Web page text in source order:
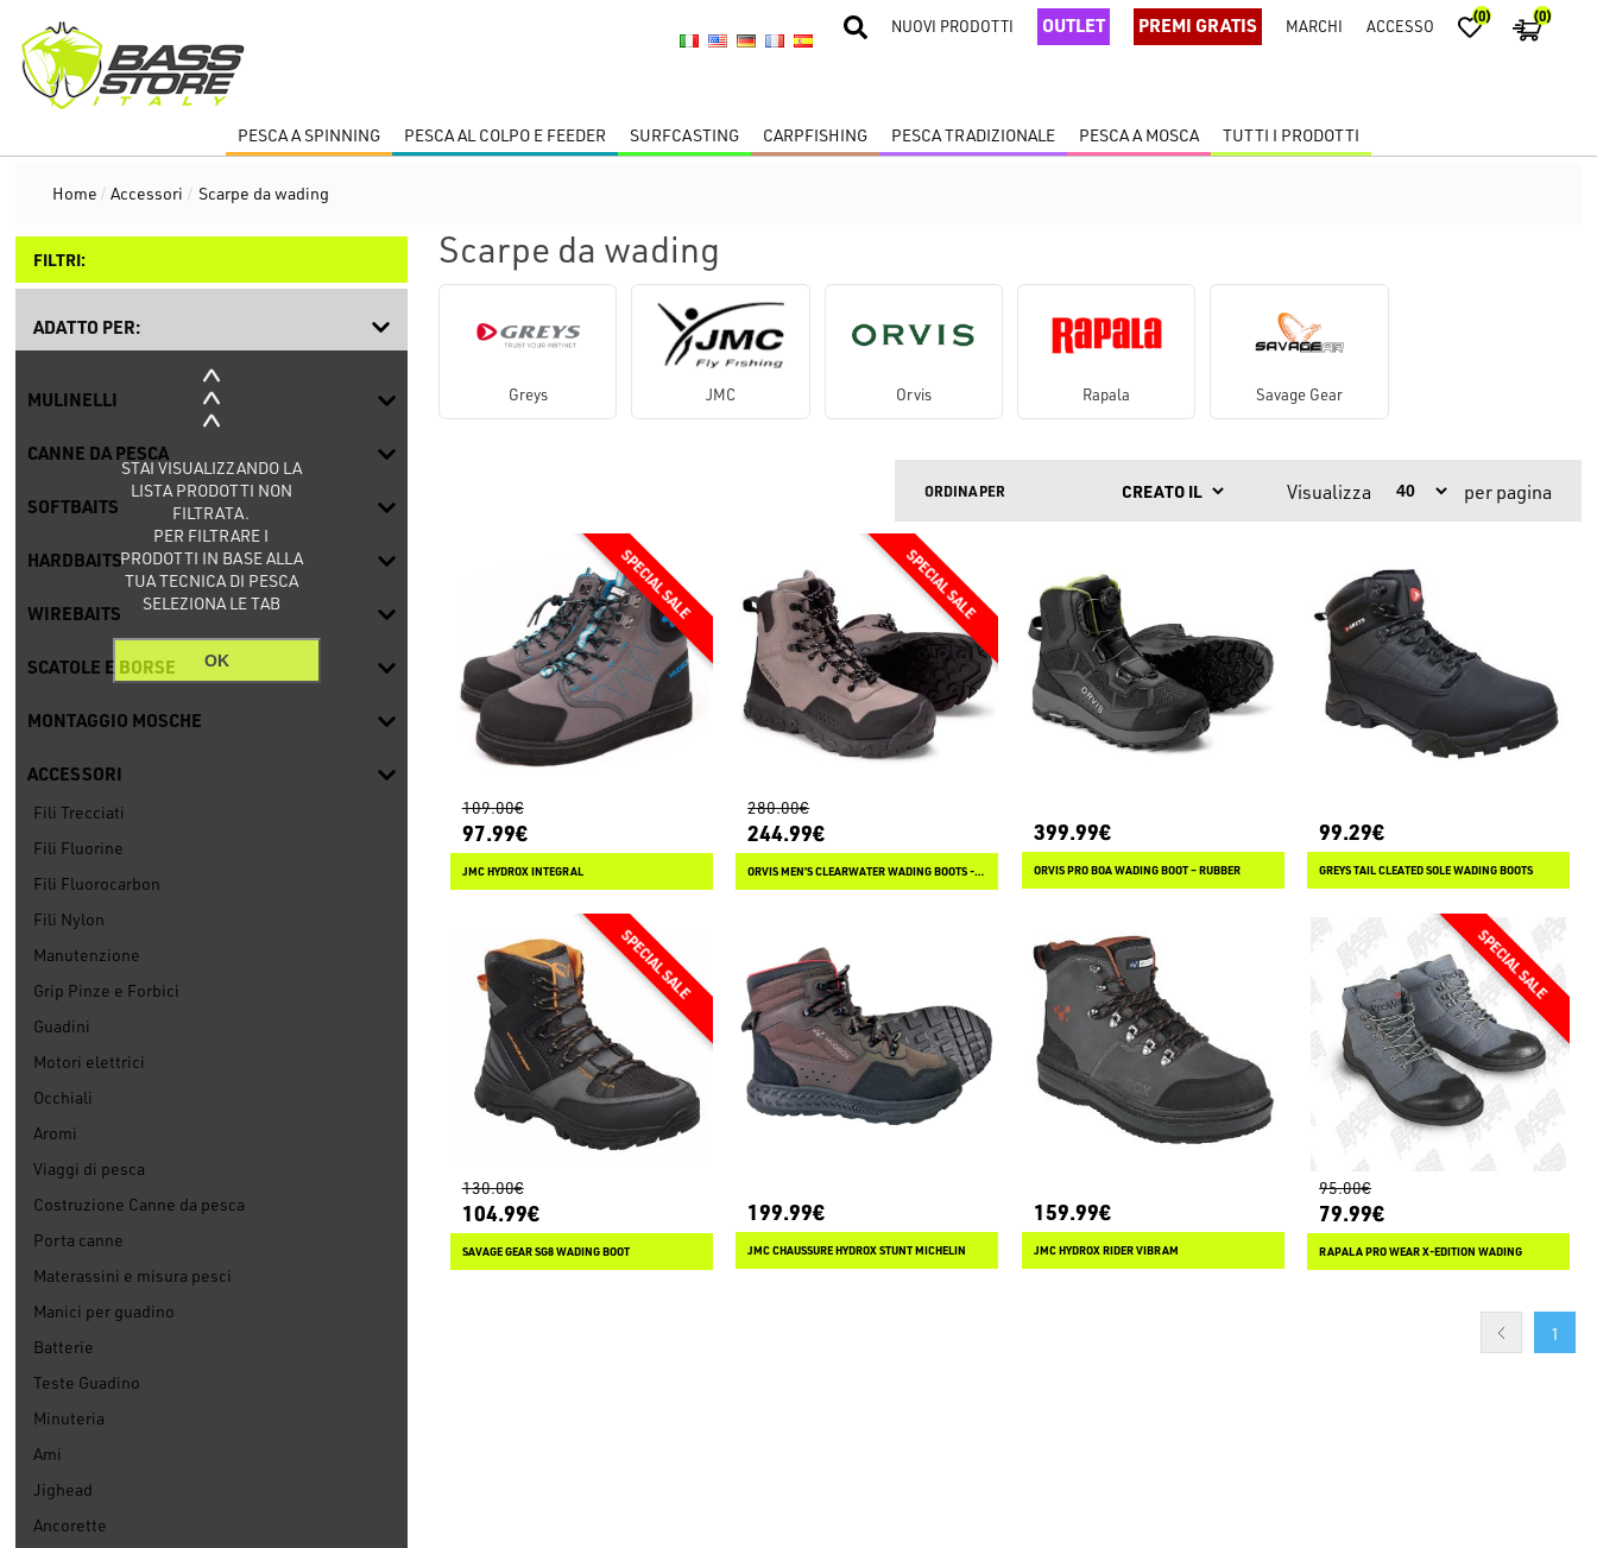
NUOVI PRODOTTI OUTLET PREMI GRATIS MARCHI ACCESSO (0) (0)
PESCA A SPINNING PESCA AL COLPO E FEEDER SURFCASTING CARPFISHING PESCA TRADIZIONALE PESCA A MOSCA TUTTI I PRODOTTI
Home / Accessori / Scarpe da wading
FILTRI:
STAI VISUALIZZANDO LA
LISTA PRODOTTI NON
FILTRATA.
PER FILTRARE I
PRODOTTI IN BASE ALLA
TUA TECNICA DI PESCA
SELEZIONA LE TAB
OK
ADATTO PER:
MULINELLI
CANNE DA PESCA
SOFTBAITS
HARDBAITS
WIREBAITS
SCATOLE E BORSE
MONTAGGIO MOSCHE
ACCESSORI
Fili Trecciati
Fili Fluorine
Fili Fluorocarbon
Fili Nylon
Manutenzione
Grip Pinze e Forbici
Guadini
Motori elettrici
Occhiali
Aromi
Viaggi di pesca
Costruzione Canne da pesca
Porta canne
Materassini e misura pesci
Manici per guadino
Batterie
Teste Guadino
Minuteria
Ami
Jighead
Ancorette
Scarpe da wading
Greys JMC Orvis Rapala Savage Gear
ORDINA PER Visualizza per pagina
109.00€
97.99€
JMC HYDROX INTEGRAL
280.00€
244.99€
ORVIS MEN’S CLEARWATER WADING BOOTS - RUBBER SOLE
399.99€
ORVIS PRO BOA WADING BOOT – RUBBER
99.29€
GREYS TAIL CLEATED SOLE WADING BOOTS
130.00€
104.99€
SAVAGE GEAR SG8 WADING BOOT
199.99€
JMC CHAUSSURE HYDROX STUNT MICHELIN
159.99€
JMC HYDROX RIDER VIBRAM
95.00€
79.99€
RAPALA PRO WEAR X-EDITION WADING
1